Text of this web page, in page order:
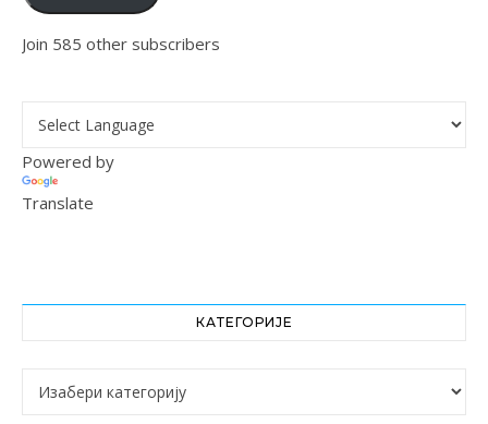
Join 585 other subscribers
Powered by
Translate
КАТЕГОРИЈЕ
Категорије